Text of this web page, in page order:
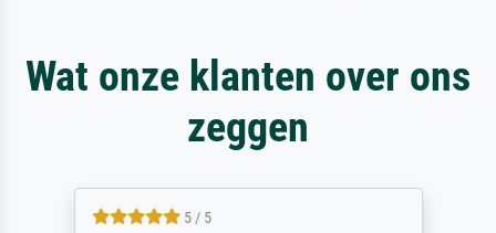
Wat onze klanten over ons
zeggen
5 / 5